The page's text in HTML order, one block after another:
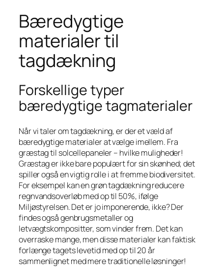
Bæredygtige
materialer til
tagdækning
Forskellige typer
bæredygtige tagmaterialer
Når vi taler om tagdækning, er der et væld af
bæredygtige materialer at vælge imellem. Fra
græstag til solcellepaneler – hvilke muligheder!
Græstag er ikke bare populært for sin skønhed; det
spiller også en vigtig rolle i at fremme biodiversitet.
For eksempel kan en grøn tagdækning reducere
regnvandsoverløb med op til 50%, ifølge
Miljøstyrelsen. Det er jo imponerende, ikke? Der
findes også genbrugsmetaller og
letvægtskompositter, som vinder frem. Det kan
overraske mange, men disse materialer kan faktisk
forlænge tagets levetid med op til 20 år
sammenlignet med mere traditionelle løsninger!